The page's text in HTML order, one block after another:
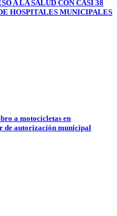
A LA SALUD CON CASI 38
HOSPITALES MUNICIPALES
a motocicletas en
de autorización municipal